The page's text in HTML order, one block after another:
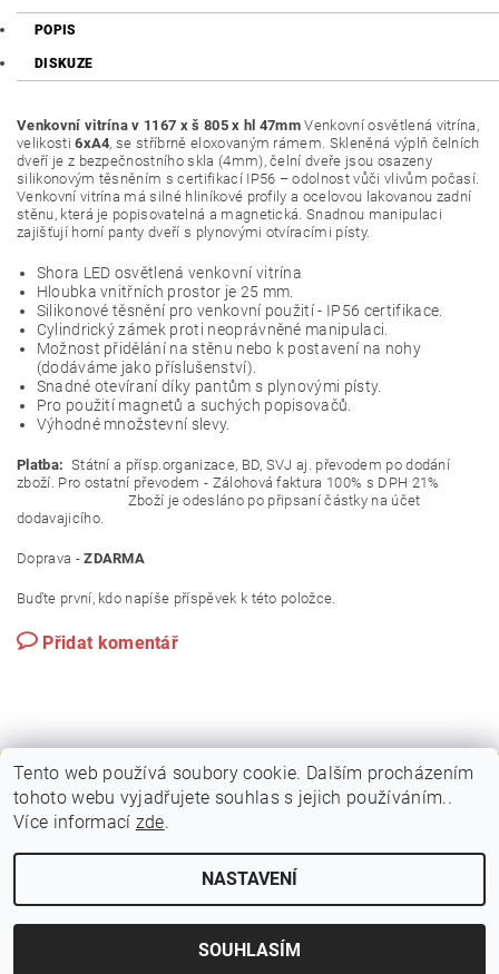
POPIS
DISKUZE
Venkovní vitrína v 1167 x š 805 x hl 47mm Venkovní osvětlená vitrína,
velikosti6xA4, se stříbrně eloxovaným rámem. Skleněná výplň čelních
dveří je z bezpečnostního skla (4mm), čelní dveře jsou osazeny
silikonovým těsněním s certifikací IP56 – odolnost vůči vlivům počasí.
Venkovní vitrína má silné hliníkové profily a ocelovou lakovanou zadní
stěnu, která je popisovatelná a magnetická. Snadnou manipulaci
zajišťují horní panty dveří s plynovými otvíracími písty.
Shora LED osvětlená venkovní vitrína
Hloubka vnitřních prostor je 25 mm.
Silikonové těsnění pro venkovní použití - IP56 certifikace.
Cylindrický zámek proti neoprávněné manipulaci.
Možnost přidělání na stěnu nebo k postavení na nohy
(dodáváme jako příslušenství).
Snadné otevíraní díky pantům s plynovými písty.
Pro použití magnetů a suchých popisovačů.
Výhodné množstevní slevy.
Platba: Státní a přísp.organizace, BD, SVJ aj. převodem po dodání
zboží. Pro ostatní převodem - Zálohová faktura 100% s DPH 21%
Zboží je odesláno po připsaní částky na účet
dodavajicího.
Doprava -ZDARMA
Buďte první, kdo napíše příspěvek k této položce.
Přidat komentář
PLAKÁTOVÉ RÁMY A KLAPRÁMY | VITRÍNY A NÁSTĚNKY |
STOJANY A POUTAČE
2026 © VIPOL, všechna práva vyhrazena
Vytvořil Shoptet
Tento web používá soubory cookie. Dalším procházením
tohoto webu vyjadřujete souhlas s jejich používáním..
Více informací zde.
NASTAVENÍ
SOUHLASÍM